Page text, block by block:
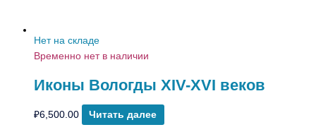
Нет на складе
Временно нет в наличии
Иконы Вологды XIV-XVI веков
₽6,500.00 Читать далее